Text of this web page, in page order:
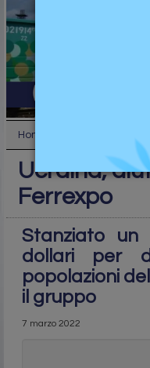
Home
Ucraina,
Ferrexpo
Stanziato un
dollari per
popolazioni
il gruppo
7 marzo 2022